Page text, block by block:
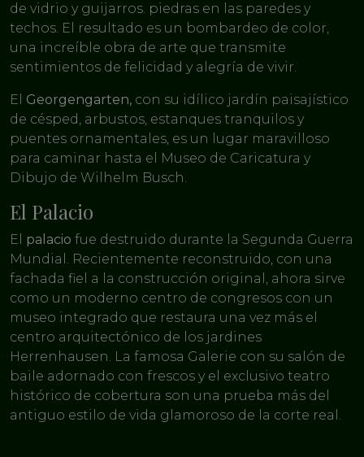
de vidrio y guijarros. piedras en las paredes y
techos. El resultado es un bombardeo de color,
una increíble obra de arte que transmite
sentimientos de felicidad y alegría de vivir.
El Georgengarten, con su idílico jardín paisajístico
de césped, arbustos, estanques tranquilos y
puentes ornamentales, es un lugar maravilloso
para caminar hasta el Museo de Caricatura y
Dibujo de Wilhelm Busch.
El Palacio
El palacio fue destruido durante la Segunda Guerra
Mundial. Recientemente reconstruido, con una
fachada fiel a la construcción original, ahora sirve
como un moderno centro de congresos con un
museo integrado que restaura una vez más el
centro arquitectónico de los jardines
Herrenhausen. La famosa Galerie con su salón de
baile adornado con frescos y el exclusivo teatro
histórico de cobertura son una prueba más del
antiguo estilo de vida glamoroso de la corte real.